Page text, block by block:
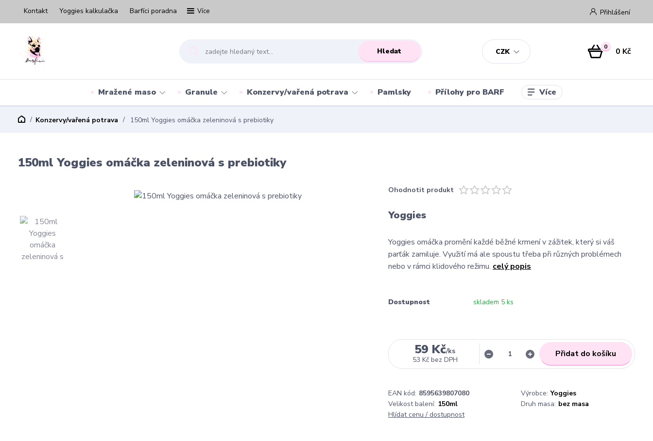
Kontakt Yoggies kalkulačka Barfíci poradna Více
CZK
Přihlášení
Hledat 0 0 Kč
Mražené maso Granule Konzervy/vařená potrava Pamlsky Přílohy pro BARF Více
Konzervy/vařená potrava 150ml Yoggies omáčka zeleninová s prebiotiky
150ml Yoggies omáčka zeleninová s prebiotiky
Ohodnotit produkt
Yoggies
Yoggies omáčka promění každé běžné krmení v zážitek, který si váš
parťák zamiluje. Využití má ale spoustu třeba při různých problémech
nebo v rámci klidového režimu. celý popis
Dostupnost skladem 5 ks
59 Kč/ks
53 Kč bez DPH
Přidat do košíku
EAN kód: 8595639807080 Výrobce: Yoggies
Velikost balení: 150ml Druh masa: bez masa
Hlídat cenu / dostupnost